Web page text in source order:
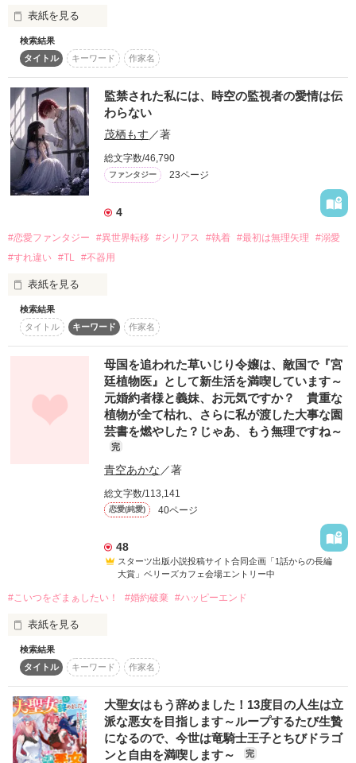
ジャンル
ステータス 全て
作品の長さ 長編 中編
超短編！フェチから始まる溺愛コンテスト
賞」ベリーズカフェ会場
その他の条件 動画あり
表紙を見る
乙女ゲームの悪役令嬢に転生してしまった侯爵令嬢のセラフィ
ーナ。
憧れの怠惰な余生のため、
断罪ルートの回避を決意するセラフィーナだったけれど、
いざ学園に入学してみるとなぜかヒロインがいなくて!?
「死にたくない！ヒロインが出てこないなら、わたしがやるし
かない…！」
断罪回避のため、仕方なくヒロインに代わって
密かにイベントをこなすセラフィーナ。
けれど周囲の勘違いにより
検索結果
タイトル
キーワード 作家名
監禁された私には、時空の監視者の愛情は伝
わらない
茂栖もす ／著
総文字数/46,790
ファンタジー 23ページ
4
#恋愛ファンタジー #異世界転移 #シリアス #執着 #最初は無理矢理
#溺愛
#すれ違い #TL #不器用
表紙を見る
望まぬ異世界転移と、ヒーローの理解できない行動に心を閉ざ
したヒロインがゆっくりと世界を受け入れていくおはなし。
ヒーローはクズの権化のように見えますが、色々と事情があっ
＝＝＝＝＝＝＝＝＝＝＝＝＝＝＝＝＝＝＝＝＝＝＝＝＝＝＝＝
＝＝＝＝＝＝＝＝＝＝＝＝
私は辛い現実から逃げ出したくて、自分の人生に終止符を打っ
た………つもりだった。
けれど、目が覚めたらそこは異世界だった。そして時空の監視
者バルドゥールに監禁され、無理矢理抱かれる日々が始まっ
彼が私を抱くのは愛情からではない。時空の監視者という義務
神様、これは自ら命を絶とうとした罰なの？
そんな絶望と凌辱で壊れかけた私には、彼の不器用な想いは伝
わらなかった。
※他のサイトでも投稿しています。
※表紙はAI
検索結果
タイトル
キーワード 作家名
母国を追われた草いじり令嬢は、敵国で『宮
廷植物医』として新生活を満喫しています～
元婚約者様と義妹、お元気ですか？ 貴重な
植物が全て枯れ、さらに私が渡した大事な園
芸書を燃やした？じゃあ、もう無理ですね～
完
青空あかな ／著
総文字数/113,141
恋愛(純愛) 40ページ
48
スターツ出版小説投稿サイト合同企画「1話からの長編
大賞」ベリーズカフェ会場エントリー中
#こいつをざまぁしたい！ #婚約破棄 #ハッピーエンド
表紙を見る
スターツ出版小説投稿サイト合同企画「第2回1話だけ大賞」ベ
リーズカフェ会場、に応募した作品を長編化した作品です。
作品を読む
検索結果
タイトル
キーワード 作家名
大聖女はもう辞めました！13度目の人生は立
派な悪女を目指します～ループするたび生贄
になるので、今世は竜騎士王子とちびドラゴ
ンと自由を満喫します～
完